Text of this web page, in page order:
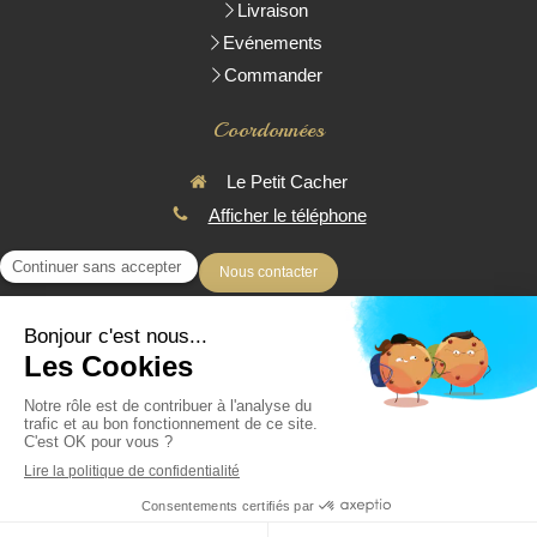
Livraison
Evénements
Commander
Coordonnées
Le Petit Cacher
Afficher le téléphone
Nous contacter
* Toutes les pièces réalisées sont Parvé
© 2016 - Le Petit Cacher - Traiteur Cacher à domicile - Livraison